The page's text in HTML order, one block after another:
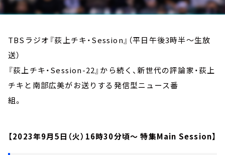
TBSラジオ『荻上チキ・Session』（平日午後3時半～生放
送）
『荻上チキ・Session-22』から続く、新世代の評論家・荻上
チキと南部広美がお送りする発信型ニュース番
組。
【2023年9月5日（火）16時30分頃～ 特集Main Session】